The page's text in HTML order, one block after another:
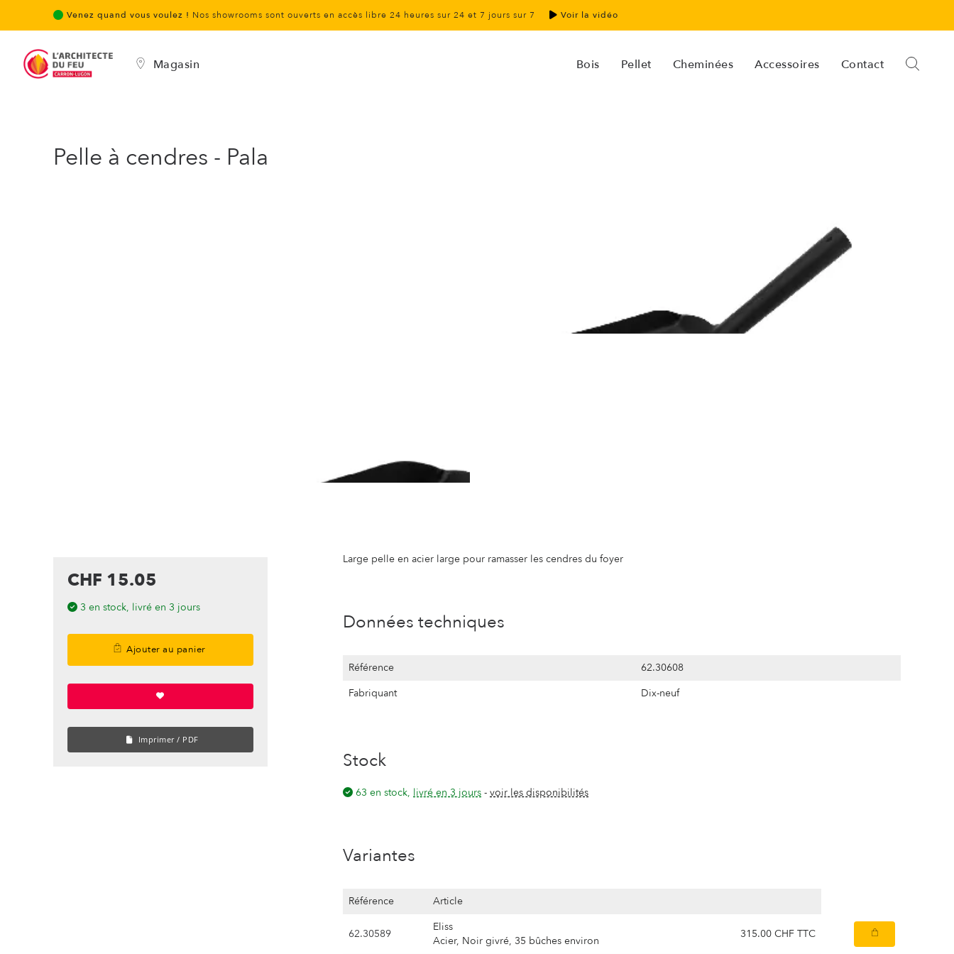
Venez quand vous voulez ! Nos showrooms sont ouverts en accès libre 24 heures sur 24 et 7 jours sur 7 Voir la vidéo
Magasin Bois Pellet Cheminées Accessoires Contact
Pelle à cendres - Pala
CHF 15.05
3 en stock, livré en 3 jours
Ajouter au panier
Imprimer / PDF
Large pelle en acier large pour ramasser les cendres du foyer
Données techniques
Référence
62.30608
Fabriquant
Dix-neuf
Stock
63 en stock, livré en 3 jours - voir les disponibilités
Variantes
Référence Article
62.30589
Eliss
Acier, Noir givré, 35 bûches environ
315.00 CHF TTC